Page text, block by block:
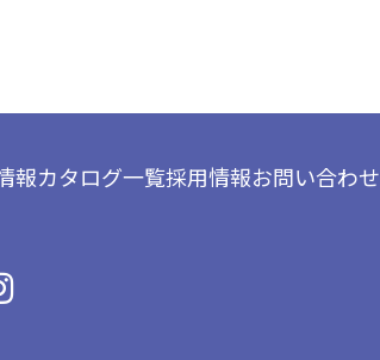
報カタログ一覧採用情報お問い合わせ